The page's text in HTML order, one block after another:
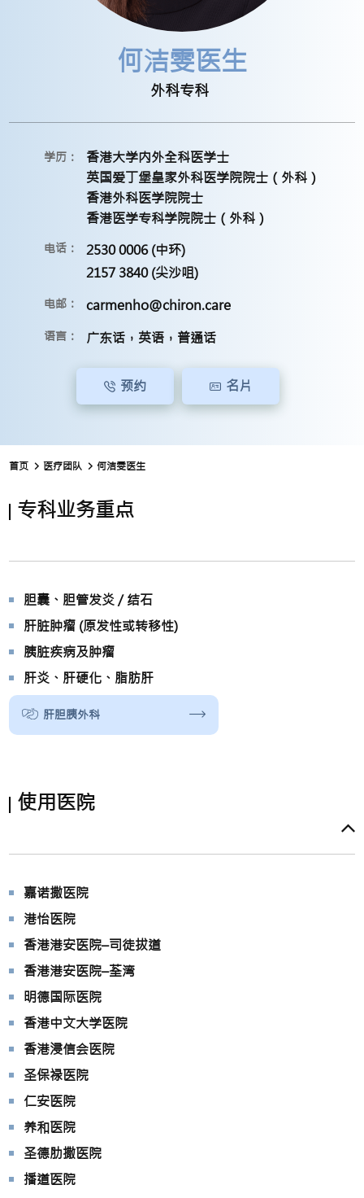
何洁雯医生
外科专科
学历：
香港大学内外全科医学士
英国爱丁堡皇家外科医学院院士（外科）
香港外科医学院院士
香港医学专科学院院士（外科）
电话：
2530 0006 (中环)
2157 3840 (尖沙咀)
电邮： carmenho@chiron.care
语言： 广东话，英语，普通话
预约 名片
首页 医疗团队 何洁雯医生
专科业务重点
胆囊、胆管发炎 / 结石
肝脏肿瘤 (原发性或转移性)
胰脏疾病及肿瘤
肝炎、肝硬化、脂肪肝
肝胆胰外科
使用医院
嘉诺撒医院
港怡医院
香港港安医院–司徒拔道
香港港安医院–荃湾
明德国际医院
香港中文大学医院
香港浸信会医院
圣保禄医院
仁安医院
养和医院
圣德肋撒医院
播道医院